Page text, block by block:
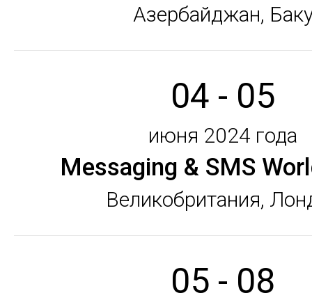
Азербайджан,
04 - 05
июня 2024 года
Messaging & SMS
Великобритания,
05 - 08